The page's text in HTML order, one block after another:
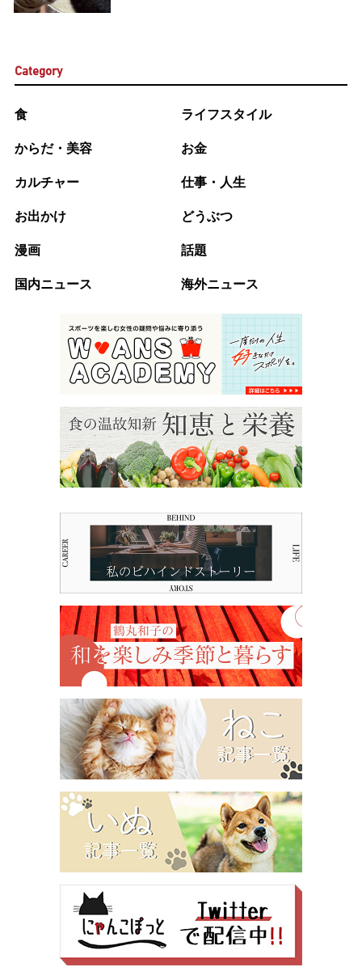
Category
食 ライフスタイル
からだ・美容 お金
カルチャー 仕事・人生
お出かけ どうぶつ
漫画 話題
国内ニュース 海外ニュース